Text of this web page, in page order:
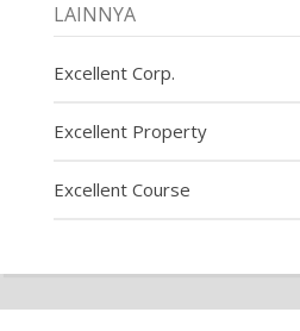
LAINNYA
Excellent Corp.
Excellent Property
Excellent Course